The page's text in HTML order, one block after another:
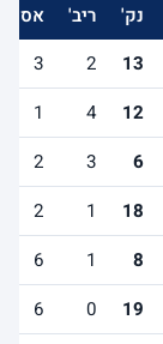
נק' ריב'
אס'
13
2
3
12
4
1
6
3
2
18
1
2
8
1
6
19
0
6